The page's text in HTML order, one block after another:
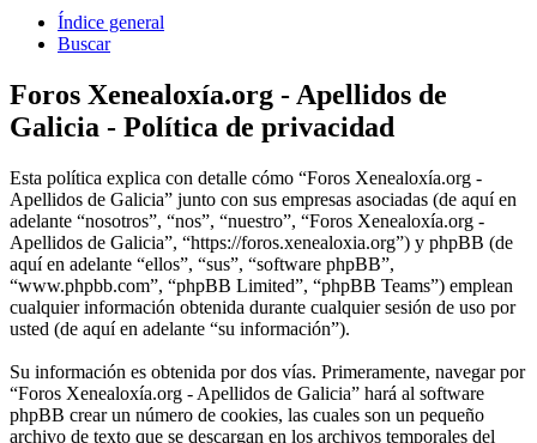
Índice general
Buscar
Foros Xenealoxía.org - Apellidos de
Galicia - Política de privacidad
Esta política explica con detalle cómo “Foros Xenealoxía.org -
Apellidos de Galicia” junto con sus empresas asociadas (de aquí en
adelante “nosotros”, “nos”, “nuestro”, “Foros Xenealoxía.org -
Apellidos de Galicia”, “https://foros.xenealoxia.org”) y phpBB (de
aquí en adelante “ellos”, “sus”, “software phpBB”,
“www.phpbb.com”, “phpBB Limited”, “phpBB Teams”) emplean
cualquier información obtenida durante cualquier sesión de uso por
usted (de aquí en adelante “su información”).
Su información es obtenida por dos vías. Primeramente, navegar por
“Foros Xenealoxía.org - Apellidos de Galicia” hará al software
phpBB crear un número de cookies, las cuales son un pequeño
archivo de texto que se descargan en los archivos temporales del